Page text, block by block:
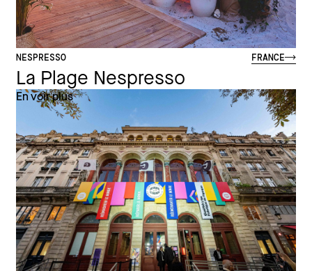
NESPRESSO FRANCE
La Plage Nespresso
En voir plus